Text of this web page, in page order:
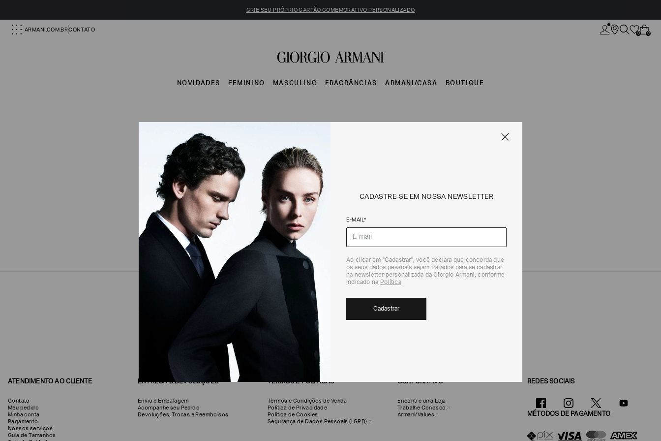
CRIE SEU PRÓPRIO CARTÃO COMEMORATIVO PERSONALIZADO
ARMANI.COM.BRCONTATO
0 0
NOVIDADES FEMININO MASCULINO FRAGRÂNCIAS ARMANI/CASA BOUTIQUE
CADASTRE-SE EM NOSSA NEWSLETTER
ATENDIMENTO AO CLIENTE
Contato
Meu pedido
Minha conta
Pagamento
Nossos serviços
Guia de Tamanhos
ENTREGA & DEVOLUÇÕES
Envio e Embalagem
Acompanhe seu Pedido
Devoluções, Trocas e Reembolsos
TERMOS E POLÍTICAS
Termos e Condições de Venda
Política de Privacidade
Política de Cookies
Segurança de Dados Pessoais (LGPD)
CORPORATIVO
Encontre uma Loja
Trabalhe Conosco
Armani/Values
REDES SOCIAIS
MÉTODOS DE PAGAMENTO
CADASTRE-SE EM NOSSA NEWSLETTER
E-MAIL*
Ao clicar em "Cadastrar", você declara que concorda que
os seus dados pessoais sejam tratados para se cadastrar
na newsletter personalizada da Giorgio Armani, conforme
indicado na Política.
Cadastrar